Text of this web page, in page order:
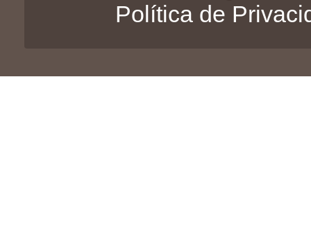
Política de